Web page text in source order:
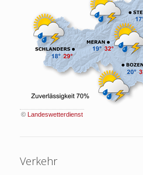
© Landeswetterdienst
Verkehr